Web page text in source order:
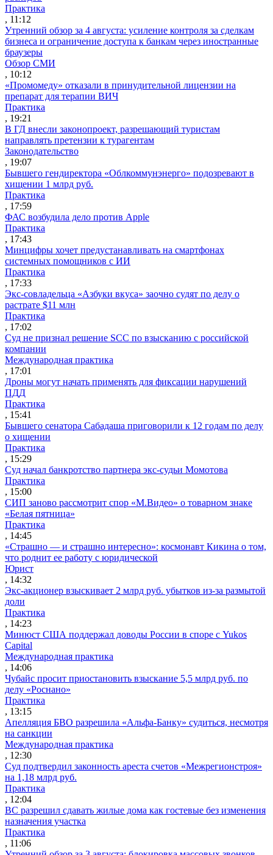
Практика
, 11:12
Утренний обзор за 4 августа: усиление контроля за сделкам
бизнеса и ограничение доступа к банкам через иностранные
браузеры
Обзор СМИ
, 10:12
«Промомеду» отказали в принудительной лицензии на
препарат для терапии ВИЧ
Практика
, 19:21
В ГД внесли законопроект, разрешающий туристам
направлять претензии к турагентам
Законодательство
, 19:07
Бывшего гендиректора «Облкоммунэнерго» подозревают в
хищении 1 млрд руб.
Практика
, 17:59
ФАС возбудила дело против Apple
Практика
, 17:43
Минцифры хочет предустанавливать на смартфонах
системных помощников с ИИ
Практика
, 17:33
Экс-совладельца «Азбуки вкуса» заочно судят по делу о
растрате $11 млн
Практика
, 17:02
Суд не признал решение SCC по взысканию с российской
компании
Международная практика
, 17:01
Дроны могут начать применять для фиксации нарушений
ПДД
Практика
, 15:41
Бывшего сенатора Сабадаша приговорили к 12 годам по делу
о хищении
Практика
, 15:29
Суд начал банкротство партнера экс-судьи Момотова
Практика
, 15:00
СИП заново рассмотрит спор «М.Видео» о товарном знаке
«Белая пятница»
Практика
, 14:45
«Страшно — и страшно интересно»: космонавт Кикина о том,
что роднит ее работу с юридической
Юрист
, 14:32
Экс-акционер взыскивает 2 млрд руб. убытков из-за размытой
доли
Практика
, 14:23
Минюст США поддержал доводы России в споре с Yukos
Capital
Международная практика
, 14:06
Чубайс просит приостановить взыскание 5,5 млрд руб. по
делу «Роснано»
Практика
, 13:15
Апелляция БВО разрешила «Альфа-Банку» судиться, несмотря
на санкции
Международная практика
, 12:30
Суд подтвердил законность ареста счетов «Межрегионстроя»
на 1,18 млрд руб.
Практика
, 12:04
ВС разрешил сдавать жилые дома как гостевые без изменения
назначения участка
Практика
, 11:06